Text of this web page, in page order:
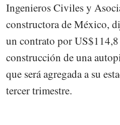
Ingenieros Civiles y
constructora de México,
un contrato por
construcción de una
que será agregada a su
tercer trimestre.